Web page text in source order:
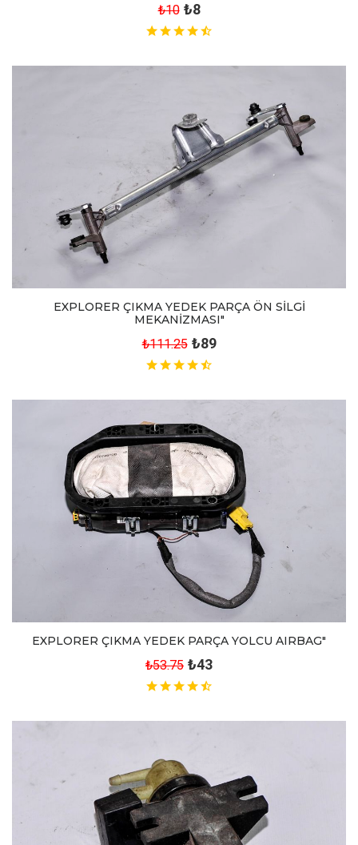
₺10 ₺8
EXPLORER ÇIKMA YEDEK PARÇA ÖN SİLGİ
MEKANİZMASI"
₺111.25 ₺89
EXPLORER ÇIKMA YEDEK PARÇA YOLCU AIRBAG"
₺53.75 ₺43